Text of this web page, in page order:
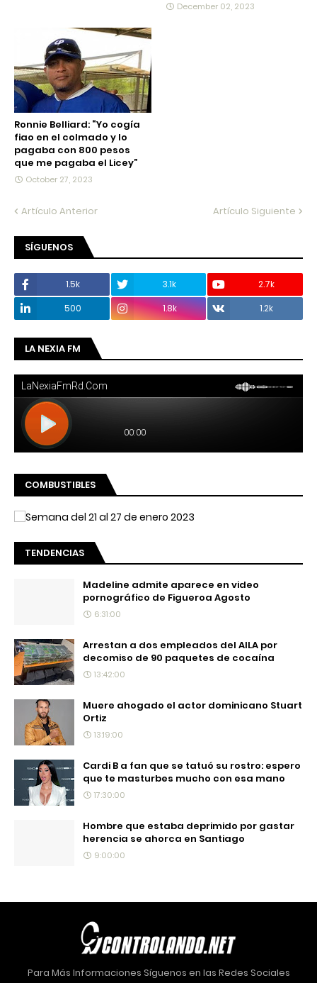
December 02, 2023
Ronnie Belliard: “Yo cogía
fiao en el colmado y lo
pagaba con 800 pesos
que me pagaba el Licey”
October 27, 2023
Artículo Anterior Artículo Siguiente
SÍGUENOS
1.5k 3.1k
2.7k
500
1.8k 1.2k
LA NEXIA FM
COMBUSTIBLES
TENDENCIAS
Madeline admite aparece en video
pornográfico de Figueroa Agosto
6:31:00
Arrestan a dos empleados del AILA por
decomiso de 90 paquetes de cocaína
13:42:00
Muere ahogado el actor dominicano Stuart
Ortiz
13:19:00
Cardi B a fan que se tatuó su rostro: espero
que te masturbes mucho con esa mano
17:30:00
Hombre que estaba deprimido por gastar
herencia se ahorca en Santiago
9:00:00
Para Más Informaciones Síguenos en las Redes Sociales